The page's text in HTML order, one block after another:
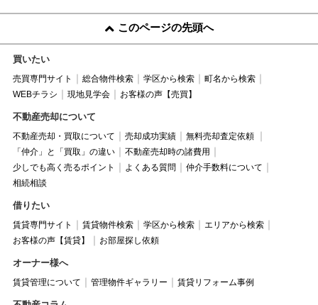
このページの先頭へ
買いたい
売買専門サイト 総合物件検索 学区から検索
町名から検索
WEBチラシ
現地見学会 お客様の声【売買】
不動産売却について
不動産売却・買取について 売却成功実績
無料売却査定依頼
「仲介」と「買取」の違い
不動産売却時の諸費用
少しでも高く売るポイント
よくある質問
仲介手数料について
相続相談
借りたい
賃貸専門サイト 賃貸物件検索 学区から検索
エリアから検索
お客様の声【賃貸】
お部屋探し依頼
オーナー様へ
賃貸管理について 管理物件ギャラリー 賃貸リフォーム事例